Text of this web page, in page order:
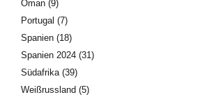
Oman (9)
Portugal (7)
Spanien (18)
Spanien 2024 (31)
Südafrika(39)
Weißrussland (5)